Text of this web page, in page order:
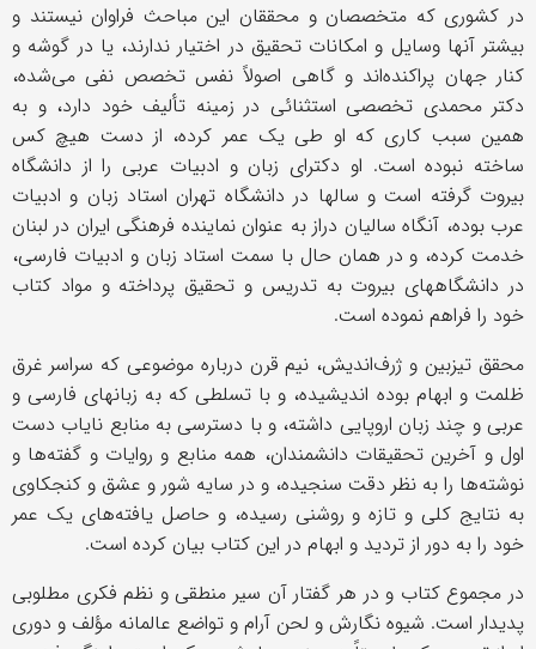
در کشوری که متخصصان و محققان این مباحث فراوان نیستند و
بیشتر آنها وسایل و امکانات تحقیق در اختیار ندارند، یا در گوشه و
کنار جهان پراکنده‌اند و گاهی اصولاً نفس تخصص نفی می‌شده،
دکتر محمدی تخصصی استثنائی در زمینه تألیف خود دارد، و به
همین سبب کاری که او طی یک عمر کرده، از دست هیچ کس
ساخته نبوده است. او دکترای زبان و ادبیات عربی را از دانشگاه
بیروت گرفته است و سالها در دانشگاه تهران استاد زبان و ادبیات
عرب بوده، آنگاه سالیان دراز به عنوان نماینده فرهنگی ایران در لبنان
خدمت کرده، و در همان حال با سمت استاد زبان و ادبیات فارسی،
در دانشگاههای بیروت به تدریس و تحقیق پرداخته و مواد کتاب
خود را فراهم نموده است.
محقق تیزبین و ژرف‌اندیش، نیم قرن درباره موضوعی که سراسر غرق
ظلمت و ابهام بوده اندیشیده، و با تسلطی که به زبانهای فارسی و
عربی و چند زبان اروپایی داشته، و با دسترسی به منابع نایاب دست
اول و آخرین تحقیقات دانشمندان، همه منابع و روایات و گفته‌ها و
نوشته‌ها را به نظر دقت سنجیده، و در سایه شور و عشق و کنجکاوی
به نتایج کلی و تازه و روشنی رسیده، و حاصل یافته‌های یک عمر
خود را به دور از تردید و ابهام در این کتاب بیان کرده است.
در مجموع کتاب و در هر گفتار آن سیر منطقی و نظم فکری مطلوبی
پدیدار است. شیوه نگارش و لحن آرام و تواضع عالمانه مؤلف و دوری